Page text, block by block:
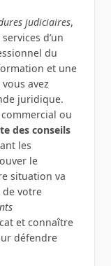
judiciaires,
d’un
du
et une
avez
juridique.
ou
des conseils
les
le
situation va
de votre
et connaître
défendre